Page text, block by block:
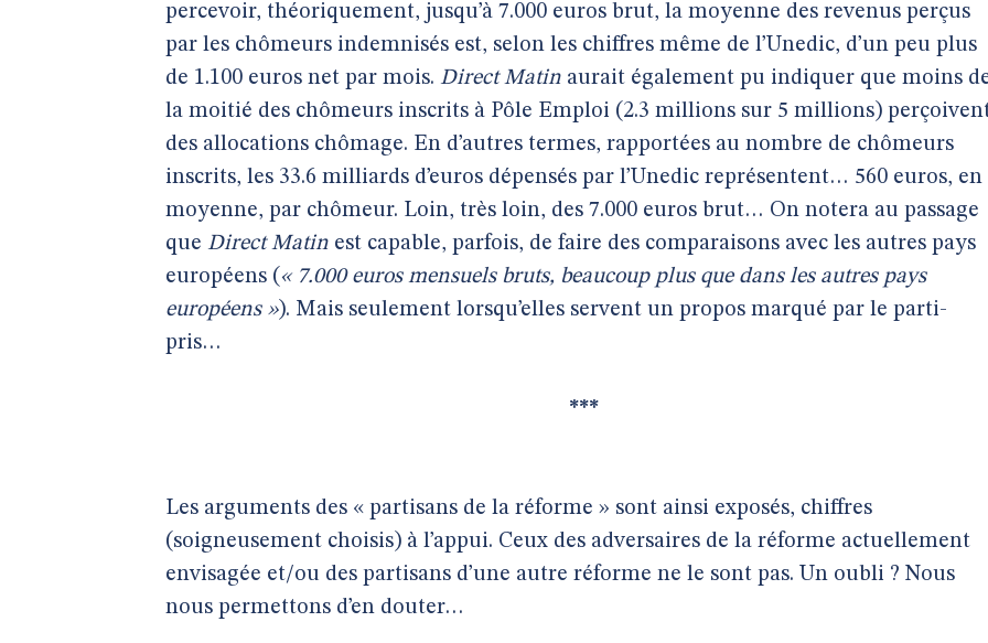
percevoir, théoriquement, jusqu’à 7.000 euros brut, la moyenne des revenus perçus
par les chômeurs indemnisés est, selon les chiffres même de l’Unedic, d’un peu plus
de 1.100 euros net par mois. Direct Matin aurait également pu indiquer que moins
la moitié des chômeurs inscrits à Pôle Emploi (2.3 millions sur 5 millions)
des allocations chômage. En d’autres termes, rapportées au nombre de chômeurs
inscrits, les 33.6 milliards d’euros dépensés par l’Unedic représentent… 560 euros, en
moyenne, par chômeur. Loin, très loin, des 7.000 euros brut… On notera au passage
que Direct Matin est capable, parfois, de faire des comparaisons avec les autres pays
européens ( « 7.000 euros mensuels bruts, beaucoup plus que dans les autres pays
européens »). Mais seulement lorsqu’elles servent un propos marqué par le parti-
pris…
***
Les arguments des « partisans de la réforme » sont ainsi exposés, chiffres
(soigneusement choisis) à l’appui. Ceux des adversaires de la réforme actuellement
envisagée et/ou des partisans d’une autre réforme ne le sont pas. Un oubli ? Nous
nous permettons d’en douter…